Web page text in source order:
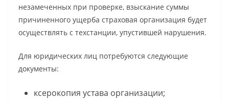
незамеченных при проверке, взыскание суммы
причиненного ущерба страховая организация будет
осуществлять с техстанции, упустившей нарушения.
Для юридических лиц потребуются следующие
документы:
ксерокопия устава организации;